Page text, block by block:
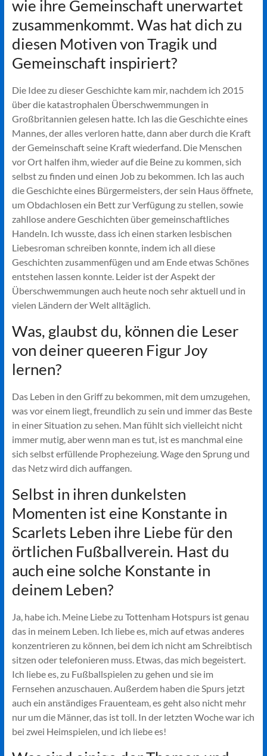
wie ihre Gemeinschaft unerwartet
zusammenkommt. Was hat dich zu
diesen Motiven von Tragik und
Gemeinschaft inspiriert?
Die Idee zu dieser Geschichte kam mir, nachdem ich 2015
über die katastrophalen Überschwemmungen in
Großbritannien gelesen hatte. Ich las die Geschichte eines
Mannes, der alles verloren hatte, dann aber durch die Kraft
der Gemeinschaft seine Kraft wiederfand. Die Menschen
vor Ort halfen ihm, wieder auf die Beine zu kommen, sich
selbst zu finden und einen Job zu bekommen. Ich las auch
die Geschichte eines Bürgermeisters, der sein Haus öffnete,
um Obdachlosen ein Bett zur Verfügung zu stellen, sowie
zahllose andere Geschichten über gemeinschaftliches
Handeln. Ich wusste, dass ich einen starken lesbischen
Liebesroman schreiben konnte, indem ich all diese
Geschichten zusammenfügen und am Ende etwas Schönes
entstehen lassen konnte. Leider ist der Aspekt der
Überschwemmungen auch heute noch sehr aktuell und in
vielen Ländern der Welt alltäglich.
Was, glaubst du, können die Leser
von deiner queeren Figur Joy
lernen?
Das Leben in den Griff zu bekommen, mit dem umzugehen,
was vor einem liegt, freundlich zu sein und immer das Beste
in einer Situation zu sehen. Man fühlt sich vielleicht nicht
immer mutig, aber wenn man es tut, ist es manchmal eine
sich selbst erfüllende Prophezeiung. Wage den Sprung und
das Netz wird dich auffangen.
Selbst in ihren dunkelsten
Momenten ist eine Konstante in
Scarlets Leben ihre Liebe für den
örtlichen Fußballverein. Hast du
auch eine solche Konstante in
deinem Leben?
Ja, habe ich. Meine Liebe zu Tottenham Hotspurs ist genau
das in meinem Leben. Ich liebe es, mich auf etwas anderes
konzentrieren zu können, bei dem ich nicht am Schreibtisch
sitzen oder telefonieren muss. Etwas, das mich begeistert.
Ich liebe es, zu Fußballspielen zu gehen und sie im
Fernsehen anzuschauen. Außerdem haben die Spurs jetzt
auch ein anständiges Frauenteam, es geht also nicht mehr
nur um die Männer, das ist toll. In der letzten Woche war ich
bei zwei Heimspielen, und ich liebe es!